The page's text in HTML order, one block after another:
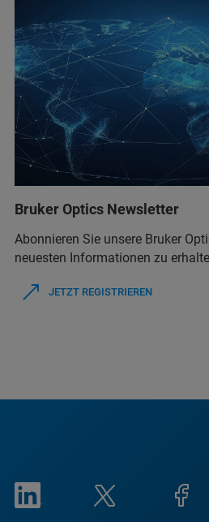
Bruker Optics Newsletter
Abonnieren Sie unsere Bruker
neuesten Informationen zu
JETZT REGISTRIEREN